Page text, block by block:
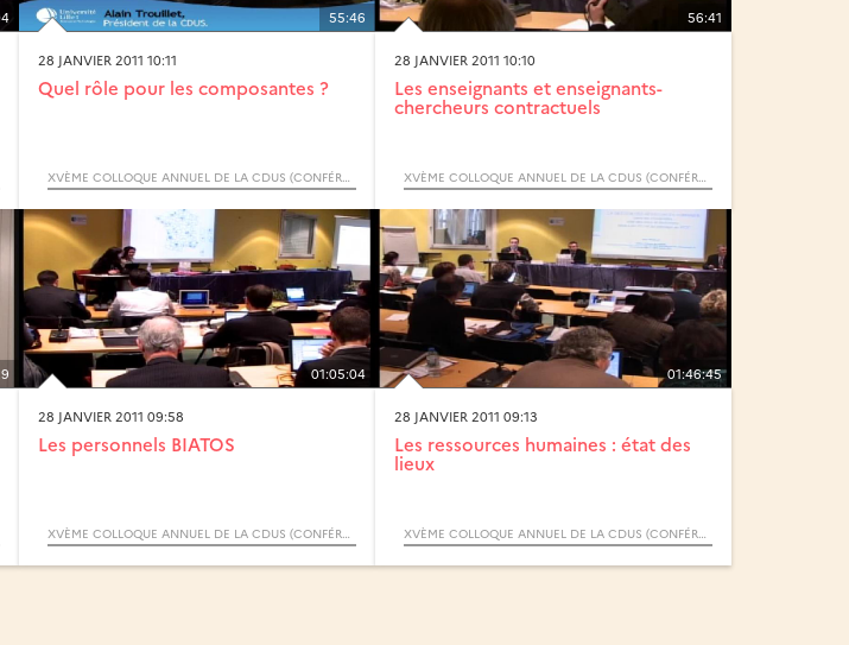
55:46
28 JANVIER 2011 10:11
Quel rôle pour les composantes ?
XVÈME COLLOQUE ANNUEL DE LA CDUS (CONFÉRENCE DES DOYENS ET DIRECTEURS DES UFR SCIENTIFIQUES)
56:41
28 JANVIER 2011 10:10
Les enseignants et enseignants-
chercheurs contractuels
XVÈME COLLOQUE ANNUEL DE LA CDUS (CONFÉRENCE DES DOYENS ET DIRECTEURS DES UFR SCIENTIFIQUES)
01:05:04
28 JANVIER 2011 09:58
Les personnels BIATOS
XVÈME COLLOQUE ANNUEL DE LA CDUS (CONFÉRENCE DES DOYENS ET DIRECTEURS DES UFR SCIENTIFIQUES)
01:46:45
28 JANVIER 2011 09:13
Les ressources humaines : état des
lieux
XVÈME COLLOQUE ANNUEL DE LA CDUS (CONFÉRENCE DES DOYENS ET DIRECTEURS DES UFR SCIENTIFIQUES)